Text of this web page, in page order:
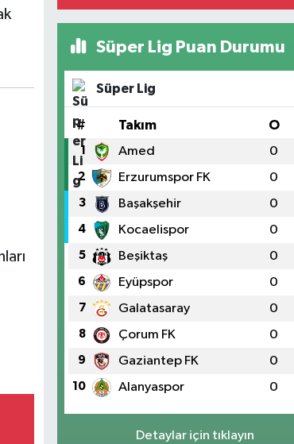
Süper Lig Puan Durumu
Süper Lig
# Takım O
1 Amed 0
2 Erzurumspor FK 0
3 Başakşehir 0
4 Kocaelispor 0
5 Beşiktaş 0
6 Eyüpspor 0
7 Galatasaray 0
8 Çorum FK 0
9 Gaziantep FK 0
10 Alanyaspor 0
Detaylar için tıklayın